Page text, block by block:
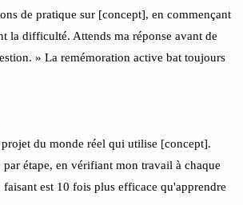
de pratique sur [concept], en commençant
la difficulté. Attends ma réponse avant de
» La remémoration active bat toujours
du monde réel qui utilise [concept].
étape, en vérifiant mon travail à chaque
faisant est 10 fois plus efficace qu'apprendre